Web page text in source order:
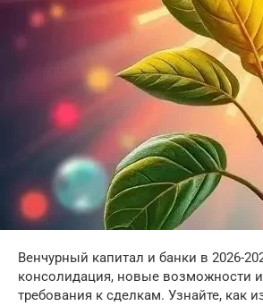
Венчурный капитал и банки в 2026-
консолидация, новые возможности
требования к сделкам. Узнайте, как